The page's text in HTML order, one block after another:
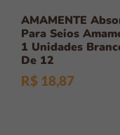
AMAMENTE
Para Seios
1 Unidades
De 12
R$ 18,87